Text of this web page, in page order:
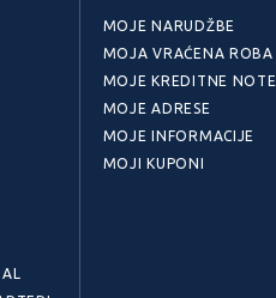
MOJE NARUDŽBE
MOJA VRAĆENA ROBA
MOJE KREDITNE NOTE
MOJE ADRESE
MOJE INFORMACIJE
MOJI KUPONI